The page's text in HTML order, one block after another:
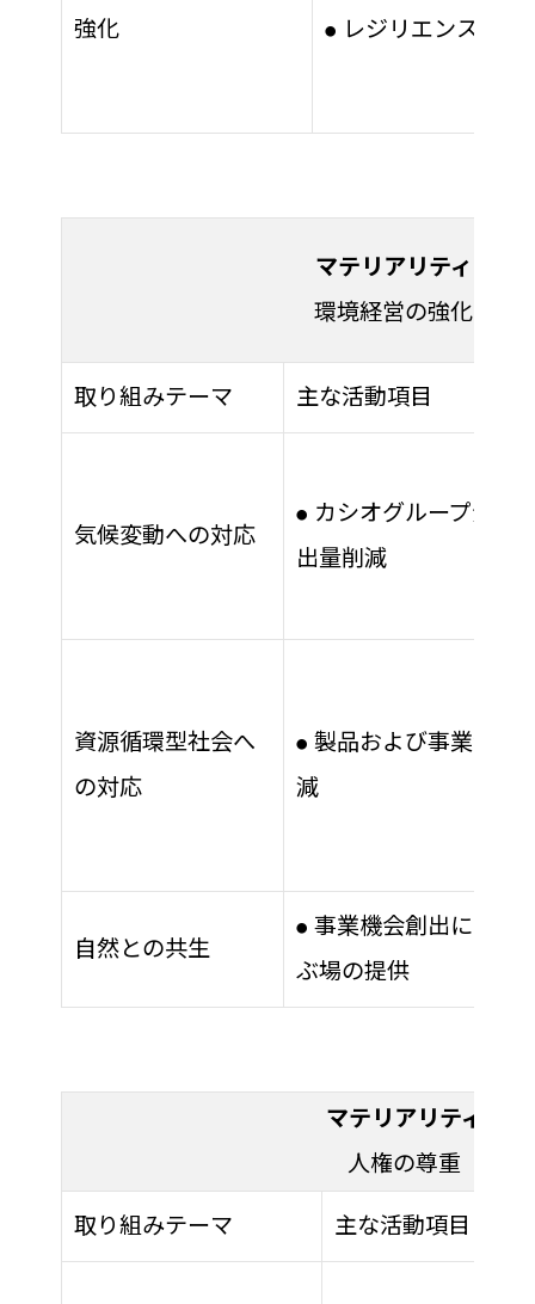
強化
● レジリエンス能力
マテリアリティ
環境経営の強化
取り組みテーマ 主な活動項目
気候変動への対応
●
カシオグループ全体
出量削減
資源循環型社会へ
の対応
● 製品および事業活動
減
自然との共生
● 事業機会創出に向け
ぶ場の提供
マテリアリティ
人権の尊重
取り組みテーマ 主な活動項目